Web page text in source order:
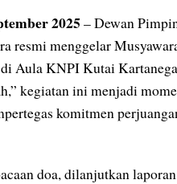
2025– Dewan
resmi menggelar
Aula KNPI Kutai
kegiatan ini menjadi
komitmen
doa, dilanjutkan